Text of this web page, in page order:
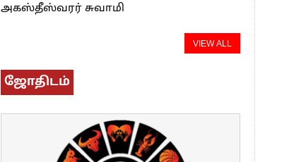
அகஸ்தீஸ்வரர் சுவாமி
VIEW ALL
ஜோதிடம்